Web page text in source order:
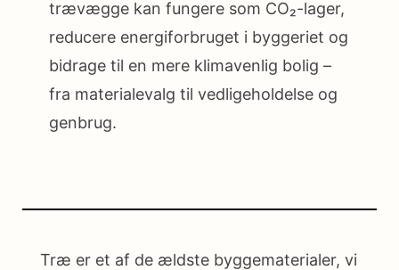
trævægge kan fungere som CO₂-lager,
reducere energiforbruget i byggeriet og
bidrage til en mere klimavenlig bolig –
fra materialevalg til vedligeholdelse og
genbrug.
Træ er et af de ældste byggematerialer, vi